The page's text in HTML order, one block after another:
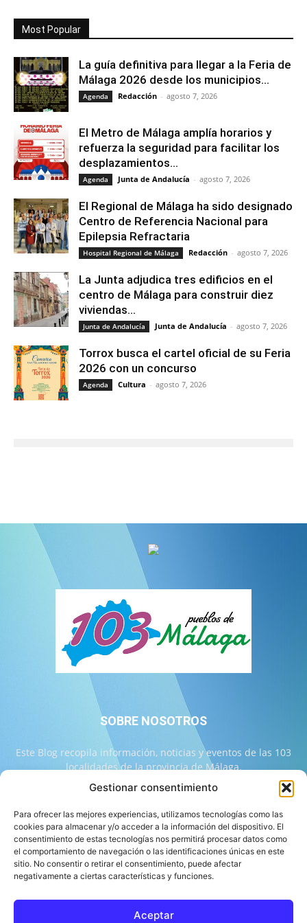
Gestionar consentimiento
Para ofrecer las mejores experiencias, utilizamos tecnologías como las
cookies para almacenar y/o acceder a la información del dispositivo. El
consentimiento de estas tecnologías nos permitirá procesar datos como
el comportamiento de navegación o las identificaciones únicas en este
sitio. No consentir o retirar el consentimiento, puede afectar
negativamente a ciertas características y funciones.
Aceptar
Most Popular
La guía definitiva para llegar a la Feria de
Málaga 2026 desde los municipios...
Agenda Redacción - agosto 7, 2026
El Metro de Málaga amplía horarios y
refuerza la seguridad para facilitar los
desplazamientos...
Agenda Junta de Andalucía - agosto 7, 2026
El Regional de Málaga ha sido designado
Centro de Referencia Nacional para
Epilepsia Refractaria
Hospital Regional de Málaga Redacción - agosto 7, 2026
La Junta adjudica tres edificios en el
centro de Málaga para construir diez
viviendas...
Junta de Andalucía Junta de Andalucía - agosto 7, 2026
Torrox busca el cartel oficial de su Feria
2026 con un concurso
Agenda Cultura - agosto 7, 2026
SOBRE NOSOTROS
Este Blog recopila información, noticias y eventos de las 103
localidades de la provincia de Málaga.
Contáctanos: info@103malaga.com
SÍGUENOS